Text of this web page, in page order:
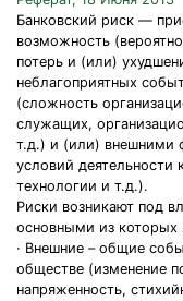
Банковский риск —
возможность
потерь и (или)
неблагоприятных
(сложность
служащих,
т.д.) и (или) внешними
условий деятельности
технологии и т.д.).
Риски возникают под
основными из которых
· Внешние – общие
обществе (изменение
напряженность,